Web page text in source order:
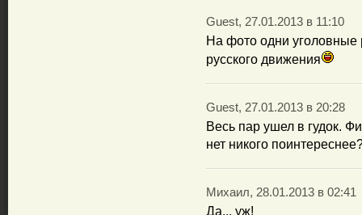
Guest, 27.01.2013 в 11:10
На фото одни уголовные
русского движения
Guest, 27.01.2013 в 20:28
Весь пар ушел в гудок.
нет никого
Михаил, 28.01.2013 в 02:41
Да... уж!